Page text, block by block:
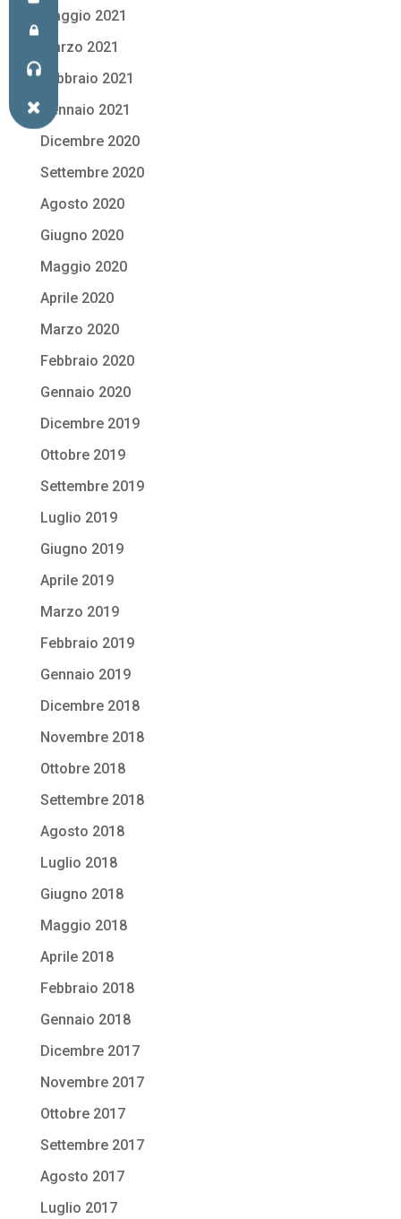
Maggio 2021
Marzo 2021
Febbraio 2021
Gennaio 2021
Dicembre 2020
Settembre 2020
Agosto 2020
Giugno 2020
Maggio 2020
Aprile 2020
Marzo 2020
Febbraio 2020
Gennaio 2020
Dicembre 2019
Ottobre 2019
Settembre 2019
Luglio 2019
Giugno 2019
Aprile 2019
Marzo 2019
Febbraio 2019
Gennaio 2019
Dicembre 2018
Novembre 2018
Ottobre 2018
Settembre 2018
Agosto 2018
Luglio 2018
Giugno 2018
Maggio 2018
Aprile 2018
Febbraio 2018
Gennaio 2018
Dicembre 2017
Novembre 2017
Ottobre 2017
Settembre 2017
Agosto 2017
Luglio 2017